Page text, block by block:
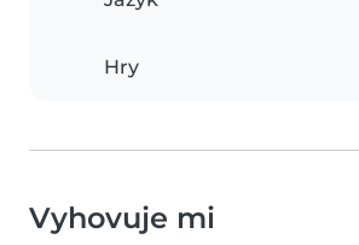
Hry
Vyhovuje mi